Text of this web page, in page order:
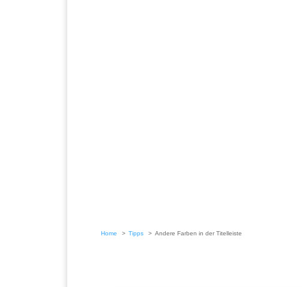
Home Tipps Andere Farben in der Titelleiste